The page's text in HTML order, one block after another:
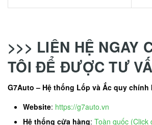
>>> LIÊN HỆ NGAY
TÔI ĐỂ ĐƯỢC TƯ
G7Auto – Hệ thống Lốp và Ắc quy chính
Website: https://g7auto.vn
Hệ thống cửa hàng: Toàn quốc (Click